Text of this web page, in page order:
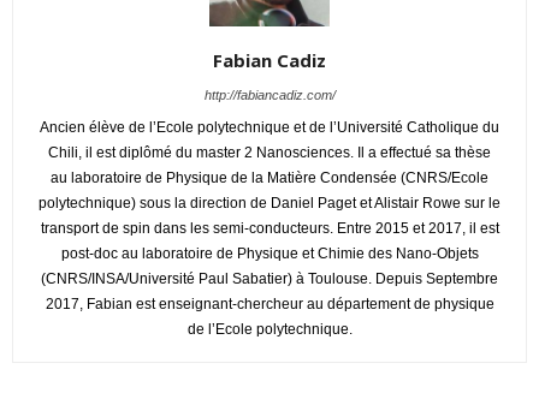
Fabian Cadiz
http://fabiancadiz.com/
Ancien élève de l’Ecole polytechnique et de l’Université Catholique du
Chili, il est diplômé du master 2 Nanosciences. Il a effectué sa thèse
au laboratoire de Physique de la Matière Condensée (CNRS/Ecole
polytechnique) sous la direction de Daniel Paget et Alistair Rowe sur le
transport de spin dans les semi-conducteurs. Entre 2015 et 2017, il est
post-doc au laboratoire de Physique et Chimie des Nano-Objets
(CNRS/INSA/Université Paul Sabatier) à Toulouse. Depuis Septembre
2017, Fabian est enseignant-chercheur au département de physique
de l’Ecole polytechnique.